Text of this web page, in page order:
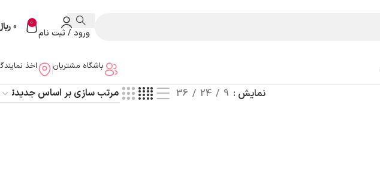
ورود / ثبت نام
0
0
باشگاه مشتریان اخذ
نمایش 9
24
36